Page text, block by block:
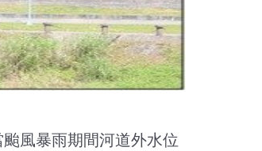
風暴雨期間河道外水位